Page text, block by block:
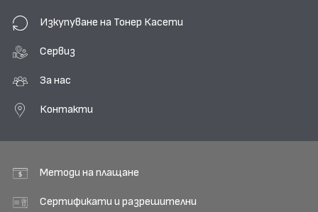
Изкупуване на Тонер Касети
Сервиз
За нас
Контакти
Методи на плащане
Сертификати и разрешителни